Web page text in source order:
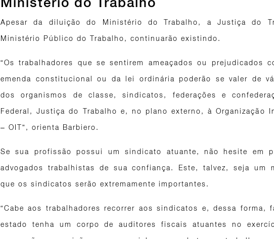
Apesar da diluição do Ministério do Trabalho, a Justiça do
Ministério Público do Trabalho, continuarão existindo.
“Os trabalhadores que se sentirem ameaçados ou prejudicados
emenda constitucional ou da lei ordinária poderão se valer de
dos organismos de classe, sindicatos, federações e
Federal, Justiça do Trabalho e, no plano externo, à Organização
– OIT”, orienta Barbiero.
Se sua profissão possui um sindicato atuante, não hesite em
advogados trabalhistas de sua confiança. Este, talvez, seja um
que os sindicatos serão extremamente importantes.
“Cabe aos trabalhadores recorrer aos sindicatos e, dessa forma,
estado tenha um corpo de auditores fiscais atuantes no